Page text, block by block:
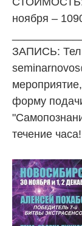
ноября –
ЗАПИСЬ:
форму
течение часа!